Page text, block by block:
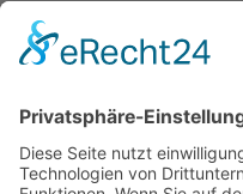
Herausforderungen
Rechtsrahmen bietet
Schutz für die
Risiken für die
Cybersicherheit
Aufmerksamkeit.